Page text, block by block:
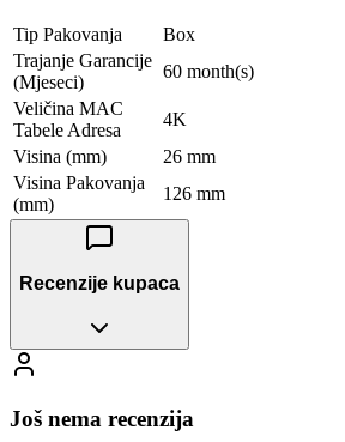
Tip Pakovanja
Box
Trajanje Garancije
(Mjeseci)
60 month(s)
Veličina MAC
Tabele Adresa
4K
Visina (mm)
26 mm
Visina Pakovanja
(mm)
126 mm
Recenzije kupaca
Još nema recenzija